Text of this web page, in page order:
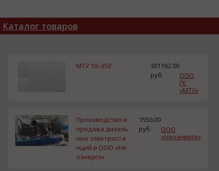
Каталог товаров
МТУ 10–350
301162.00
руб.
ООО
ГК
«МТУ»
Производство и
продажа дизель
ных электроста
нций в ООО «Не
оэнерго»
1550.00
руб.
ООО
«Неоэнерго»